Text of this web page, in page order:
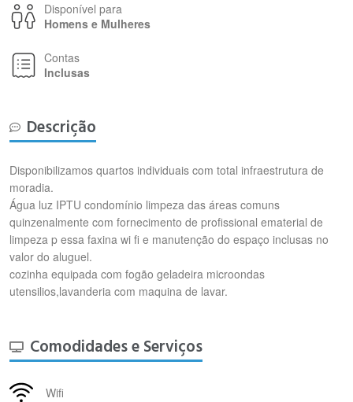
Disponível para
Homens e Mulheres
Contas
Inclusas
Descrição
Disponibilizamos quartos individuais com total infraestrutura de
moradia.
Água luz IPTU condomínio limpeza das áreas comuns
quinzenalmente com fornecimento de profissional ematerial de
limpeza p essa faxina wi fi e manutenção do espaço inclusas no
valor do aluguel.
cozinha equipada com fogão geladeira microondas
utensilios,lavanderia com maquina de lavar.
Comodidades e Serviços
Wifi